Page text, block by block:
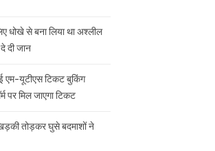
धोखे से बना लिया था अश्लील
दी जान
एम-यूटीएस टिकट बुकिंग
पर मिल जाएगा टिकट
तोड़कर घुसे बदमाशों ने